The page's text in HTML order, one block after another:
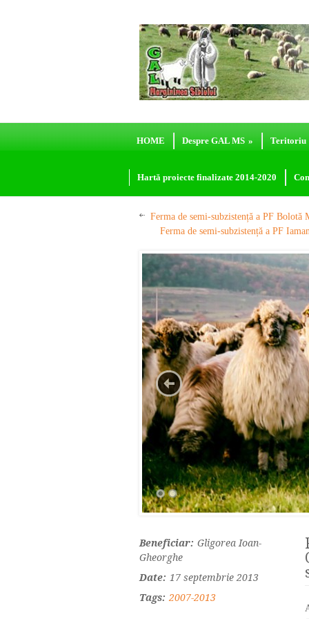
HOME Despre GAL MS » Teritoriu
Hartă proiecte finalizate 2014-2020
Ferma de semi-subzistență a PF
Ferma de semi-subzistență a PF
Beneficiar: Gligorea Ioan-
Gheorghe
Date: 17 septembrie 2013
Tags: 2007-2013